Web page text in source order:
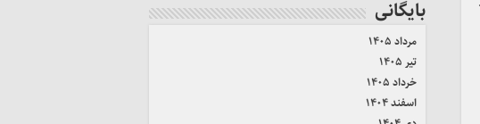
بایگانی
مرداد ۱۴۰۵
تیر ۱۴۰۵
خرداد ۱۴۰۵
اسفند ۱۴۰۴